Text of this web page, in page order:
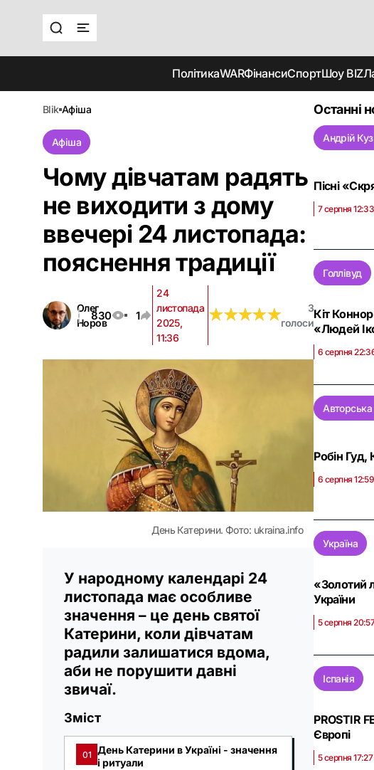
ПолітикаWARФінансиСпортШоу BIZ
blik афіша
Афіша
Чому дівчатам радять
не виходити з дому
ввечері 24 листопада:
пояснення традиції
Олег
Норов
830 1
24
листопада
2025,
11:36
★★★★★
★★★★★
3
голоси
День Катерини. Фото: ukraina.info
У народному календарі 24
листопада має особливе
значення – це день святої
Катерини, коли дівчатам
радили залишатися вдома,
аби не порушити давні
звичаї.
Зміст
01 День Катерини в Україні - значення
і ритуали
Останні
Андрій
Пісні
7 серпня 12:33
Голлівуд
Кіт
«Людей
6 серпня
Авторська
Робін Гуд,
6 серпня 12:59
Україна
«Золотий
України
5 серпня
Іспанія
PROSTIR
Європі
5 серпня 17:27